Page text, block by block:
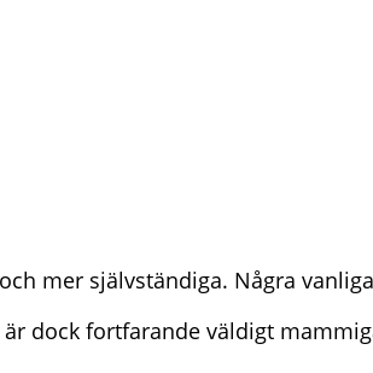
mer självständiga. Några
dock fortfarande väldigt